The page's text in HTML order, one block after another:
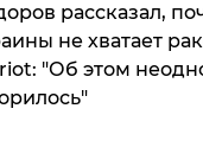
рассказал,
не хватает
"Об этом